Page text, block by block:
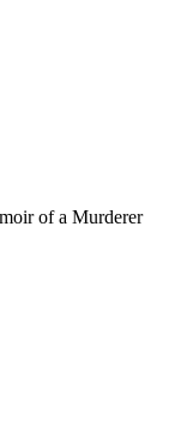
of a Murderer